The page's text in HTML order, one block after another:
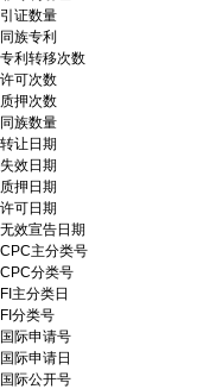
引证数量
同族专利
专利转移次数
许可次数
质押次数
同族数量
转让日期
失效日期
质押日期
许可日期
无效宣告日期
CPC主分类号
CPC分类号
FI主分类日
FI分类号
国际申请号
国际申请日
国际公开号